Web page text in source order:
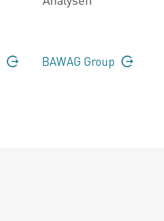
BAWAG Group